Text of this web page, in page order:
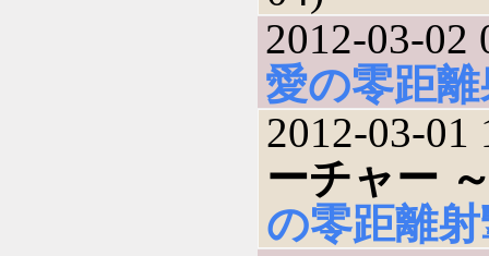
2012-03-02
愛の零距
2012-03-01
ーチャー
の零距離